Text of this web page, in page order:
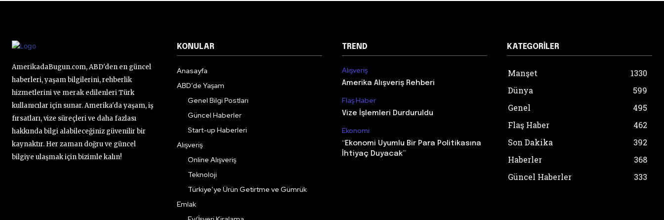
AmerikadaBugun.com, ABD'den en güncel
haberleri, yaşam bilgilerini, rehberlik
hizmetlerini ve merak edilenleri Türk
kullanıcılar için sunar. Amerika'da yaşam, iş
fırsatları, vize süreçleri ve daha fazlası
hakkında bilgi alabileceğiniz güvenilir bir
kaynaktır. Her zaman doğru ve güncel
bilgiye ulaşmak için bizimle kalın!
KONULAR
Anasayfa
ABD’de Yaşam
Genel Bilgi Postları
Güncel Haberler
Start-up Haberleri
Alışveriş
Online Alışveriş
Teknoloji
Türkiye’ye Ürün Getirtme ve Gümrük
Emlak
TREND
Alışveriş
Amerika Alışveriş Rehberi
Flaş Haber
Vize İşlemleri Durduruldu
Ekonomi
“Ekonomi Uyumlu Bir Para Politikasına
İhtiyaç Duyacak”
KATEGORILER
Manşet
1330
Dünya
599
Genel
495
Flaş Haber
462
Son Dakika
392
Haberler
368
Güncel Haberler
333